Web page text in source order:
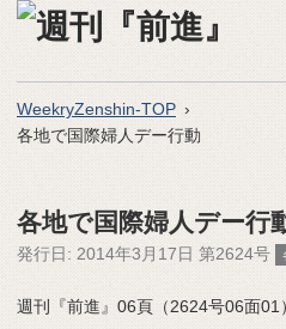
WeekryZenshin-TOP
各地で国際婦人デー行動
各地で国際婦人デー行
発行日: 2014年3月17日 第2624号
週刊『前進』06頁（2624号06面01